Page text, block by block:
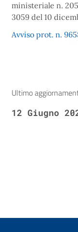
ministeriale n.
3059 del 10
Avviso prot. n.
Ultimo
12 Giugno